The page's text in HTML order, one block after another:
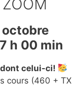
octobre
h 00 min
celui-ci!
cours (460 + TX